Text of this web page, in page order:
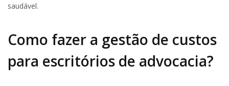
saudável.
Como fazer a gestão de custos
para escritórios de advocacia?